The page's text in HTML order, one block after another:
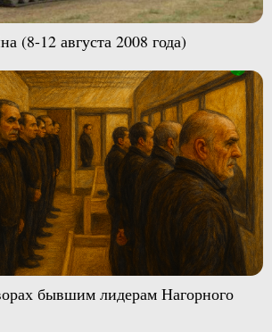
(8-12 августа 2008 года)
бывшим лидерам Нагорного